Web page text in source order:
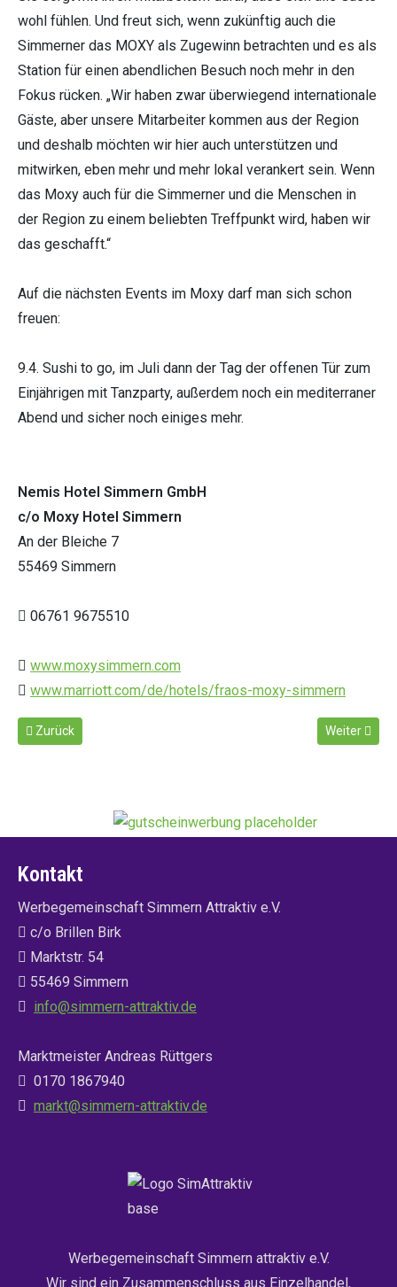
wohl fühlen. Und freut sich, wenn zukünftig auch die
Simmerner das MOXY als Zugewinn betrachten und es als
Station für einen abendlichen Besuch noch mehr in den
Fokus rücken. „Wir haben zwar überwiegend internationale
Gäste, aber unsere Mitarbeiter kommen aus der Region
und deshalb möchten wir hier auch unterstützen und
mitwirken, eben mehr und mehr lokal verankert sein. Wenn
das Moxy auch für die Simmerner und die Menschen in
der Region zu einem beliebten Treffpunkt wird, haben wir
das geschafft.“
Auf die nächsten Events im Moxy darf man sich schon
freuen:
9.4. Sushi to go, im Juli dann der Tag der offenen Tür zum
Einjährigen mit Tanzparty, außerdem noch ein mediterraner
Abend und sicher noch einiges mehr.
Nemis Hotel Simmern GmbH
c/o Moxy Hotel Simmern
An der Bleiche 7
55469 Simmern
06761 9675510
www.moxysimmern.com
www.marriott.com/de/hotels/fraos-moxy-simmern
Vorheriger Beitrag: Neues Jahr, neue Ideen, neue Homepage,
Zurück Nächster
Weiter
Kontakt
Werbegemeinschaft Simmern Attraktiv e.V.
c/o Brillen Birk
Marktstr. 54
55469 Simmern
info@simmern-attraktiv.de
Marktmeister Andreas Rüttgers
0170 1867940
markt@simmern-attraktiv.de
Werbegemeinschaft Simmern attraktiv e.V.
Wir sind ein Zusammenschluss aus Einzelhandel,